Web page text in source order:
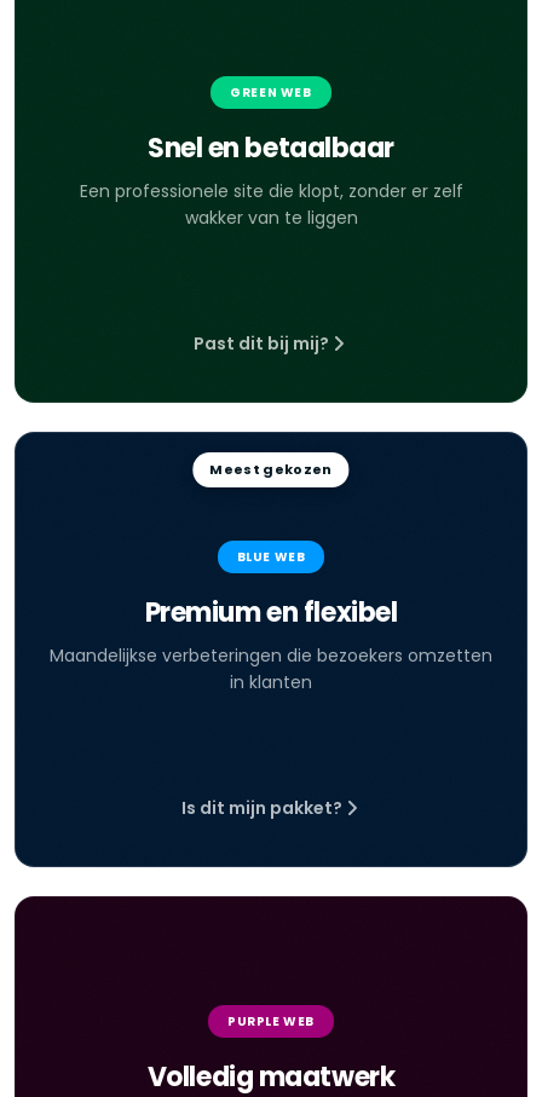
GREEN WEB
Snel en betaalbaar
Een professionele site die klopt, zonder er zelf
wakker van te liggen
Past dit bij mij?
Meest gekozen
BLUE WEB
Premium en flexibel
Maandelijkse verbeteringen die bezoekers omzetten
in klanten
Is dit mijn pakket?
PURPLE WEB
Volledig maatwerk